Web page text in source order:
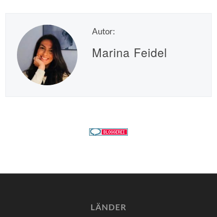
Autor:
Marina Feidel
LÄNDER